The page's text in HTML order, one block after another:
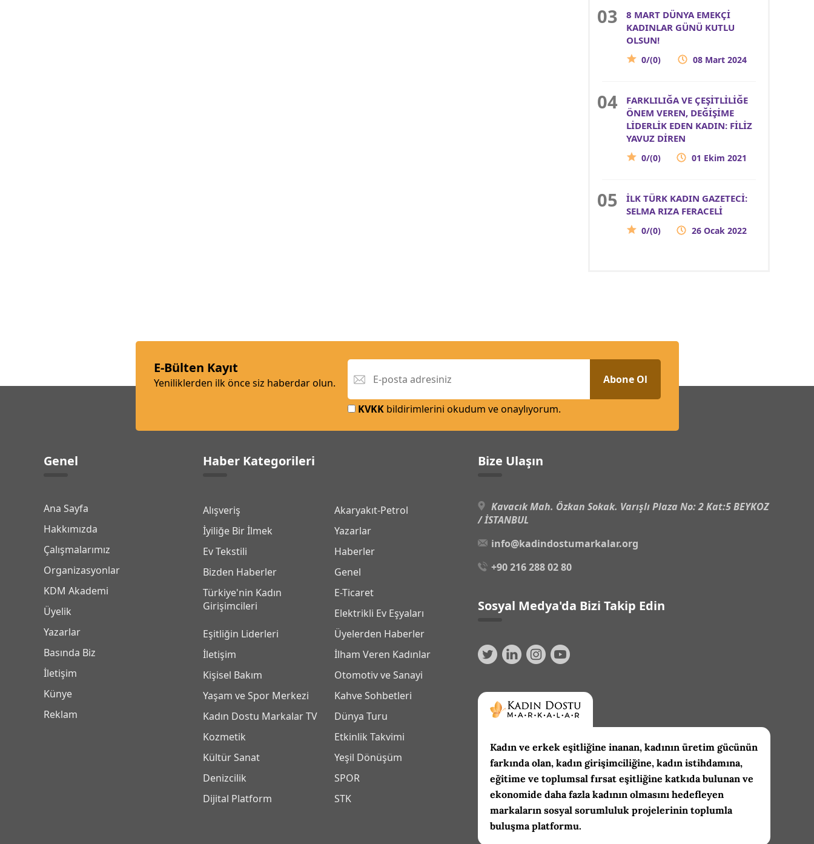
8 MART DÜNYA EMEKÇİ
KADINLAR GÜNÜ KUTLU
OLSUN!
0/(0) 08 Mart 2024
FARKLILIĞA VE ÇEŞİTLİLİĞE
ÖNEM VEREN, DEĞİŞİME
LİDERLİK EDEN KADIN: FİLİZ
YAVUZ DİREN
0/(0) 01 Ekim 2021
İLK TÜRK KADIN GAZETECİ:
SELMA RIZA FERACELİ
0/(0) 26 Ocak 2022
E-Bülten Kayıt
Yeniliklerden ilk önce siz haberdar olun. Abone Ol
KVKKbildirimlerini okudum ve onaylıyorum.
Genel
Ana Sayfa
Hakkımızda
Çalışmalarımız
Organizasyonlar
KDM Akademi
Üyelik
Yazarlar
Basında Biz
İletişim
Künye
Reklam
Haber Kategorileri
Alışveriş
Akaryakıt-Petrol
İyiliğe Bir İlmek
Yazarlar
Ev Tekstili
Haberler
Bizden Haberler
Genel
Türkiye'nin Kadın
Girişimcileri
E-Ticaret
Elektrikli Ev Eşyaları
Eşitliğin Liderleri
Üyelerden Haberler
İletişim
İlham Veren Kadınlar
Kişisel Bakım
Otomotiv ve Sanayi
Yaşam ve Spor Merkezi
Kahve Sohbetleri
Kadın Dostu Markalar TV
Dünya Turu
Kozmetik
Etkinlik Takvimi
Kültür Sanat
Yeşil Dönüşüm
Denizcilik
SPOR
Dijital Platform
STK
Bize Ulaşın
Kavacık Mah. Özkan Sokak. Varışlı Plaza No: 2 Kat:5 BEYKOZ
/ İSTANBUL
info@kadindostumarkalar.org
+90 216 288 02 80
Sosyal Medya'da Bizi Takip Edin
Kadın ve erkek eşitliğine inanan, kadının üretim gücünün
farkında olan, kadın girişimciliğine, kadın istihdamına,
eğitime ve toplumsal fırsat eşitliğine katkıda bulunan ve
ekonomide daha fazla kadının olmasını hedefleyen
markaların sosyal sorumluluk projelerinin toplumla
buluşma platformu.